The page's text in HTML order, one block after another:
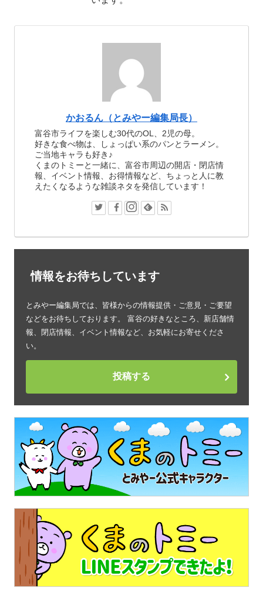
かおるん（とみやー編集局長）
富谷市ライフを楽しむ30代のOL、2児の母。
好きな食べ物は、しょっぱい系のパンとラーメン。
ご当地キャラも好き♪
くまのトミーと一緒に、富谷市周辺の開店・閉店情
報、イベント情報、お得情報など、ちょっと人に教
えたくなるような雑談ネタを発信しています！
情報をお待ちしています
とみやー編集局では、皆様からの情報提供・ご意見・ご要望
などをお待ちしております。 富谷の好きなところ、新店舗情
報、閉店情報、イベント情報など、お気軽にお寄せくださ
い。
投稿する